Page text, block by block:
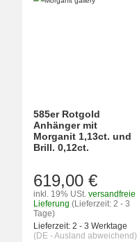
585er Rotgold
Anhänger mit
Morganit 1,13ct. und
Brill. 0,12ct.
619,00 €
inkl. 19% USt. versandfreie
Lieferung (Lieferzeit: 2 - 3
Tage)
Lieferzeit: 2 - 3 Werktage
(DE - Ausland abweichend)